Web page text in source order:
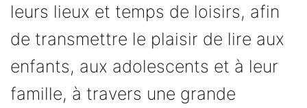
leurs lieux et temps de loisirs, afin
de transmettre le plaisir de lire aux
enfants, aux adolescents et à leur
famille, à travers une grande